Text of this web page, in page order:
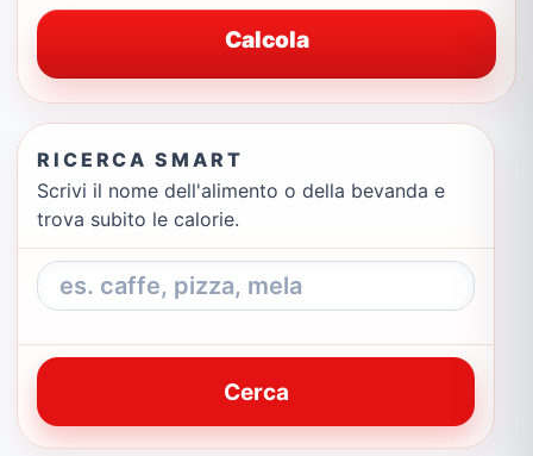
Calcola
RICERCA SMART
Scrivi il nome dell'alimento o della bevanda e
trova subito le calorie.
Cerca